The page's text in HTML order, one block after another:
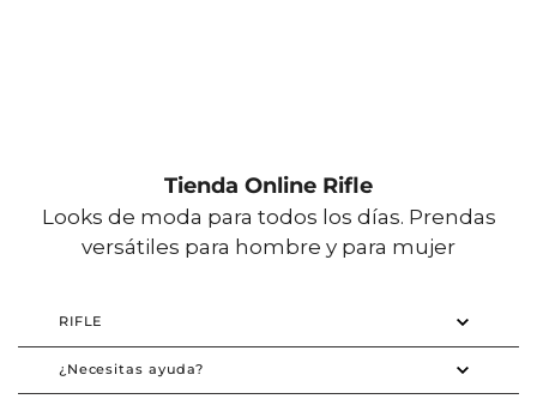
Tienda Online Rifle
Looks de moda para todos los días. Prendas
versátiles para hombre y para mujer
RIFLE
¿Necesitas ayuda?